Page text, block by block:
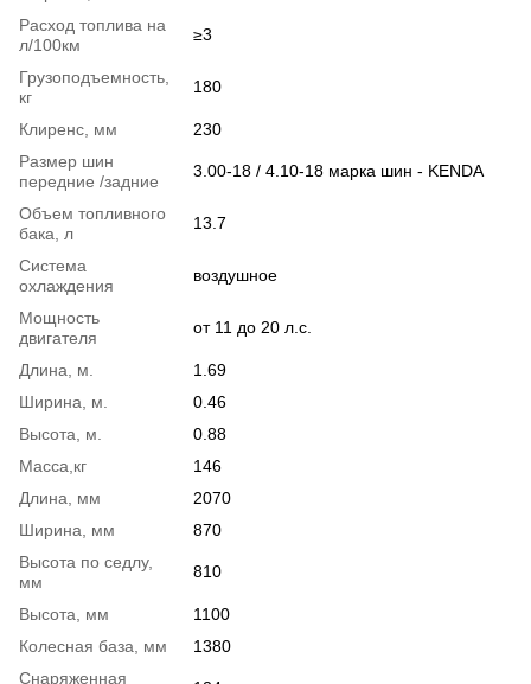
Расход топлива на
л/100км
≥3
Грузоподъемность,
кг
180
Клиренс, мм
230
Размер шин
передние /задние
3.00-18 / 4.10-18 марка шин - KENDA
Объем топливного
бака, л
13.7
Система
охлаждения
воздушное
Мощность
двигателя
от 11 до 20 л.с.
Длина, м.
1.69
Ширина, м.
0.46
Высота, м.
0.88
Масса,кг
146
Длина, мм
2070
Ширина, мм
870
Высота по седлу,
мм
810
Высота, мм
1100
Колесная база, мм
1380
Снаряженная